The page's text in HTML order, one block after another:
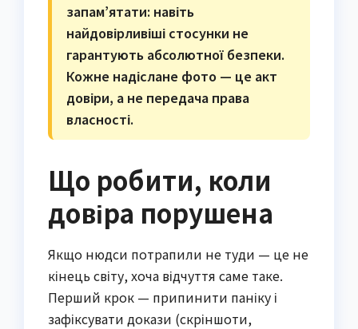
запам’ятати: навіть
найдовірливіші стосунки не
гарантують абсолютної безпеки.
Кожне надіслане фото — це акт
довіри, а не передача права
власності.
Що робити, коли
довіра порушена
Якщо нюдси потрапили не туди — це не
кінець світу, хоча відчуття саме таке.
Перший крок — припинити паніку і
зафіксувати докази (скріншоти,